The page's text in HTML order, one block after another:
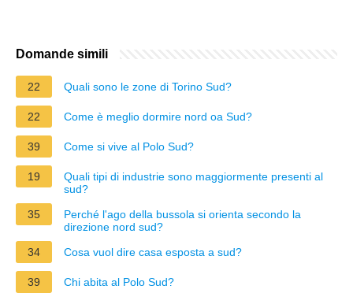
Domande simili
22 Quali sono le zone di Torino Sud?
22 Come è meglio dormire nord oa Sud?
39 Come si vive al Polo Sud?
19
Quali tipi di industrie sono maggiormente presenti al
sud?
35
Perché l'ago della bussola si orienta secondo la
direzione nord sud?
34
Cosa vuol dire casa esposta a sud?
39 Chi abita al Polo Sud?